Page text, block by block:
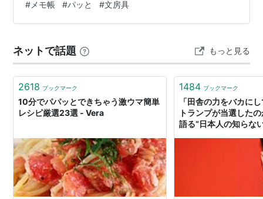
おり、パラパラとめくった瞬間に書き出しのページが開
きます。使う手順は、①書く②書いた部分の糊付けを剥
です。糊の取れた部分が次のページなのです。中紙は無
罫感覚で使える2.5mmの細かな方眼罫を採用していま
す。大きな文字も小さな文字も書きやすく、図を描く際
# メモ帳 #パッと #文房具
ネットで話題 もっと見る
2618 ブックマーク
10分でパパッとできちゃう激ウマ簡単
レシピ厳選23選 - Vera
1484 ブックマーク
「田舎の力をバカに
トランプが当選した
語る“日本人の知らな